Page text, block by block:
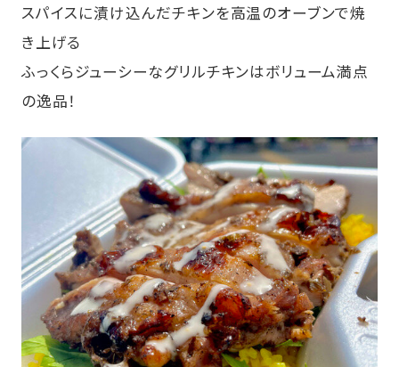
スパイスに漬け込んだチキンを高温のオーブンで焼
き上げる
ふっくらジューシーなグリルチキンはボリューム満点
の逸品！